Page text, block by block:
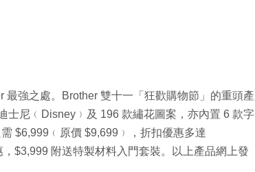
強之處。Brother 雙十一「狂歡購物節」的重頭產
士尼﹙Disney﹚及 196 款繡花圖案，亦內置 6 款字
$6,999﹙原價 $9,699﹚，折扣優惠多達
$3,999 附送特製材料入門套裝。以上產品網上發